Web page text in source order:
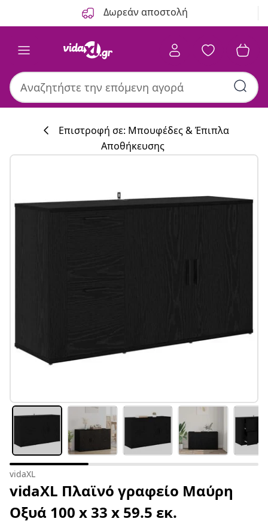
Δωρεάν αποστολή
Επιστροφή σε: Μπουφέδες & Έπιπλα
Αποθήκευσης
vidaXL
vidaXL Πλαϊνό γραφείο Μαύρη
Οξυά 100 x 33 x 59.5 εκ.